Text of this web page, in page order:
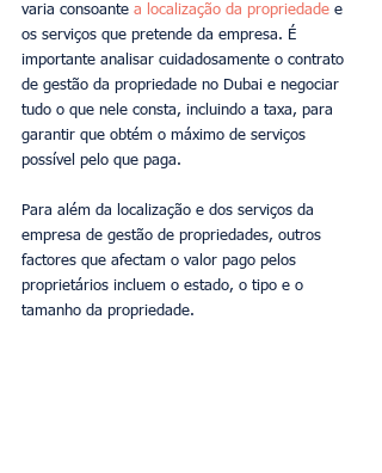
varia consoante a localização da propriedade e
os serviços que pretende da empresa. É
importante analisar cuidadosamente o contrato
de gestão da propriedade no Dubai e negociar
tudo o que nele consta, incluindo a taxa, para
garantir que obtém o máximo de serviços
possível pelo que paga.
Para além da localização e dos serviços da
empresa de gestão de propriedades, outros
factores que afectam o valor pago pelos
proprietários incluem o estado, o tipo e o
tamanho da propriedade.